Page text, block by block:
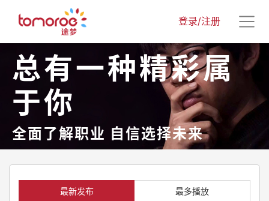
登录/注册
总有一种精彩属
于你
全面了解职业 自信选择未来
最新发布 最多播放